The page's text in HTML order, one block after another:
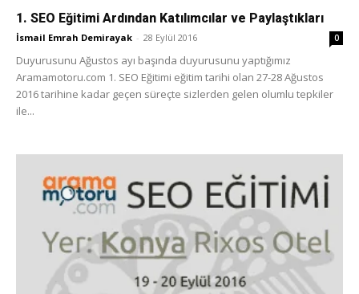
1. SEO Eğitimi Ardından Katılımcılar ve Paylaştıkları
İsmail Emrah Demirayak - 28 Eylül 2016 0
Duyurusunu Ağustos ayı başında duyurusunu yaptığımız
Aramamotoru.com 1. SEO Eğitimi eğitim tarihi olan 27-28 Ağustos
2016 tarihine kadar geçen süreçte sizlerden gelen olumlu tepkiler
ile...